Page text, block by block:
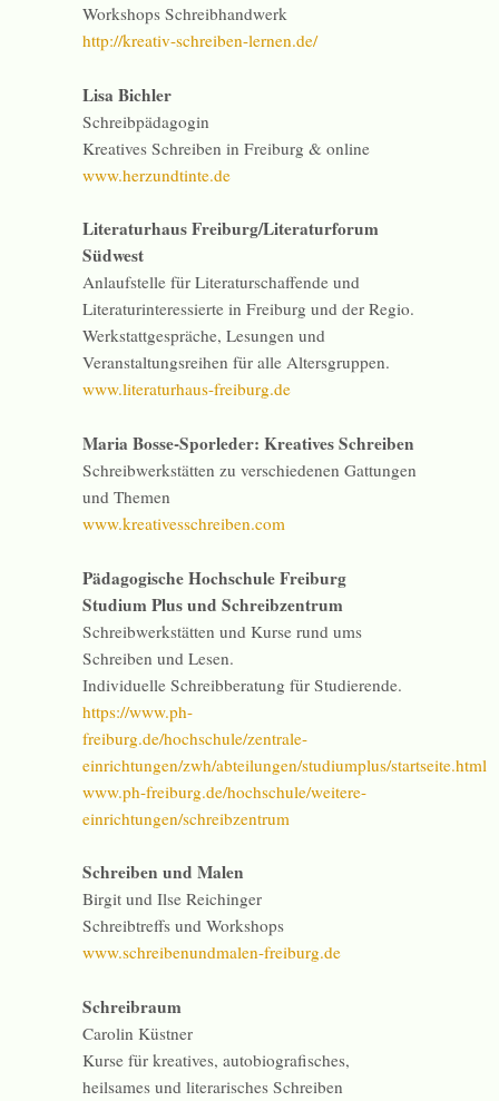
Workshops Schreibhandwerk
http://kreativ-schreiben-lernen.de/
Lisa Bichler
Schreibpädagogin
Kreatives Schreiben in Freiburg & online
www.herzundtinte.de
Literaturhaus Freiburg/Literaturforum
Südwest
Anlaufstelle für Literaturschaffende und
Literaturinteressierte in Freiburg und der Regio.
Werkstattgespräche, Lesungen und
Veranstaltungsreihen für alle Altersgruppen.
www.literaturhaus-freiburg.de
Maria Bosse-Sporleder: Kreatives Schreiben
Schreibwerkstätten zu verschiedenen Gattungen
und Themen
www.kreativesschreiben.com
Pädagogische Hochschule Freiburg
Studium Plus und Schreibzentrum
Schreibwerkstätten und Kurse rund ums
Schreiben und Lesen.
Individuelle Schreibberatung für Studierende.
https://www.ph-
freiburg.de/hochschule/zentrale-
einrichtungen/zwh/abteilungen/studiumplus/startseite.html
www.ph-freiburg.de/hochschule/weitere-
einrichtungen/schreibzentrum
Schreiben und Malen
Birgit und Ilse Reichinger
Schreibtreffs und Workshops
www.schreibenundmalen-freiburg.de
Schreibraum
Carolin Küstner
Kurse für kreatives, autobiografisches,
heilsames und literarisches Schreiben